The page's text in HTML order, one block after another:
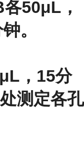
50μL，
。
，15分
测定各孔